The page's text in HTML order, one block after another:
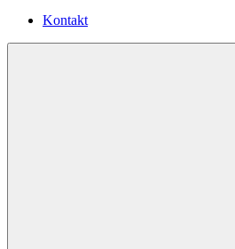
Kontakt